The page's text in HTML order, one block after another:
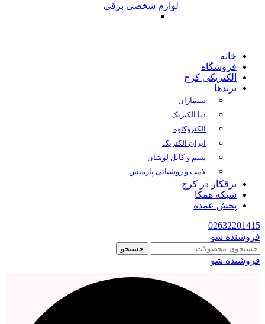
لوازم شخصی برقی
خانه
فروشگاه
الکتریکی کرج
برندها
سیماران
دنا الکتریک
الکتروکاوه
ایران الکتریک
سیم و کابل لوشان
لامپ و روشنایی پارمیس
برقکار در کرج
شبکه همکا
پخش عمده
02632201415
فروشنده شو
جستجو
فروشنده شو